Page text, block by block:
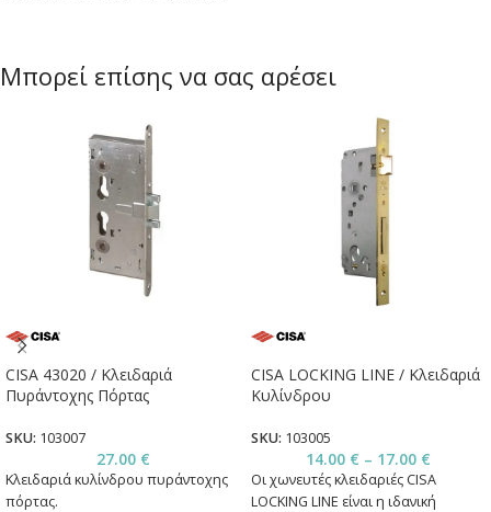
Μπορεί επίσης να σας αρέσει
CISA 43020 / Κλειδαριά
Πυράντοχης Πόρτας
SKU: 103007
27.00 €
Κλειδαριά κυλίνδρου πυράντοχης
πόρτας.
CISA LOCKING LINE / Κλειδαριά
Κυλίνδρου
SKU: 103005
14.00 € – 17.00 €
Οι χωνευτές κλειδαριές CISA
LOCKING LINE είναι η ιδανική